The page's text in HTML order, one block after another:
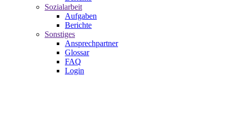
Sozialarbeit
Aufgaben
Berichte
Sonstiges
Ansprechpartner
Glossar
FAQ
Login